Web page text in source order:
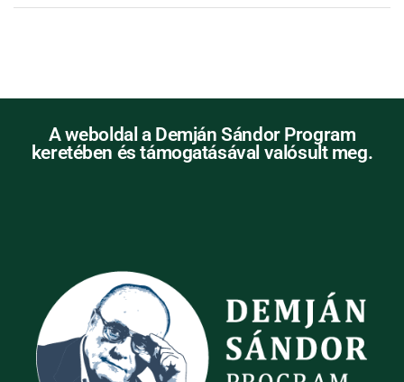
A weboldal a Demján Sándor Program
keretében és támogatásával valósult meg.